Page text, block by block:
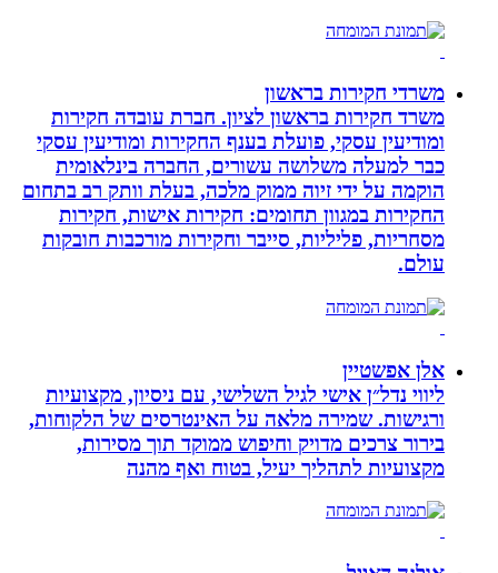
משרדי חקירות בראשון
משרד חקירות בראשון לציון. חברת עובדה חקירות
ומודיעין עסקי, פועלת בענף החקירות ומודיעין עסקי
כבר למעלה משלושה עשורים, החברה בינלאומית
הוקמה על ידי זיוה ממוק מלכה, בעלת וותק רב בתחום
החקירות במגוון תחומים: חקירות אישות, חקירות
מסחריות, פליליות, סייבר וחקירות מורכבות חובקות
עולם.
אלן אפשטיין
ליווי נדל״ן אישי לגיל השלישי, עם ניסיון, מקצועיות
ורגישות. שמירה מלאה על האינטרסים של הלקוחות,
בירור צרכים מדויק וחיפוש ממוקד תוך מסירות,
מקצועיות לתהליך יעיל, בטוח ואף מהנה